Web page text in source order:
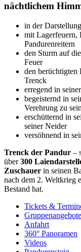
nächtlichem
in der
mit Lagerfeuern,
Pandurenreitern
den Sturm auf
Feuer
den berüchtigten
Trenck
erregend in
begeisternd in
Verehrung zu
erschütternd in
seiner Neider
versöhnend in
Trenck der Pandur –
über300
Zuschauer in seinen
nach dem 2. Weltkrieg
Bestand hat.
Tickets &
Gruppenangebote
Anfahrt
360° Panoramen
Videos